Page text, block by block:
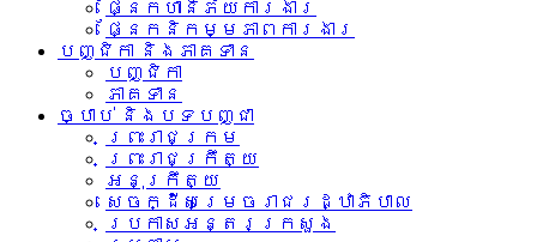
ផ្នែកហានិភ័យការងារ
ផ្នែកនិកម្មភាពការងារ
បញ្ជិកា និងភាគទាន
បញ្ជិកា
ភាគទាន
ច្បាប់ និងបទបញ្ជា
ព្រះរាជក្រម
ព្រះរាជក្រឹត្យ
អនុក្រឹត្យ
សេចក្ដីសម្រេចរាជរដ្ឋាភិបាល
ប្រកាសអន្តរក្រសួង